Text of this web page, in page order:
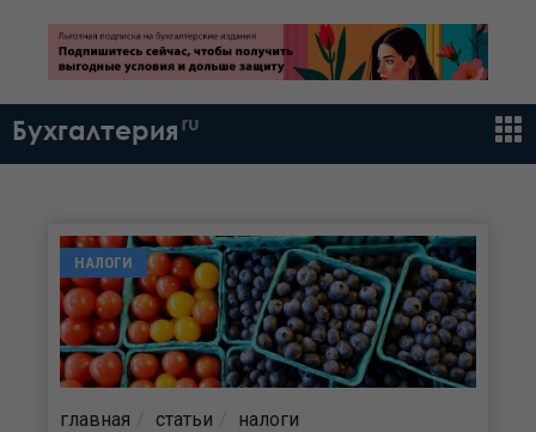
Бухгалтерия ru
НАЛОГИ
главная статьи налоги